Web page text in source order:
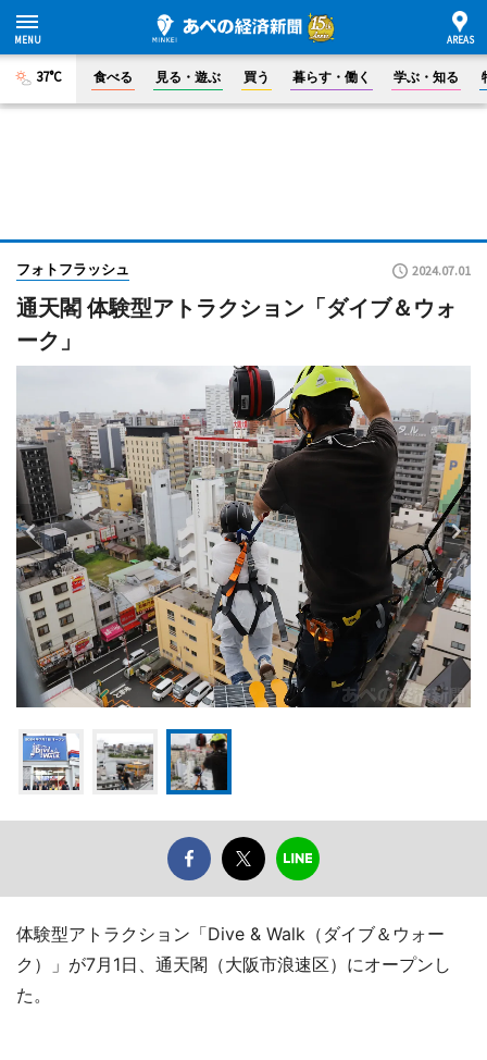
37°C 食べる 見る・遊ぶ 買う 暮らす・働く 学ぶ・知る
フォトフラッシュ 2024.07.01
通天閣 体験型アトラクション「ダイブ＆ウォ
ーク」
体験型アトラクション「Dive & Walk（ダイブ＆ウォー
ク）」が7月1日、通天閣（大阪市浪速区）にオープンし
た。